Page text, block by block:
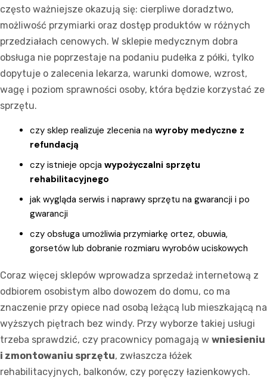
często ważniejsze okazują się: cierpliwe doradztwo,
możliwość przymiarki oraz dostęp produktów w różnych
przedziałach cenowych. W sklepie medycznym dobra
obsługa nie poprzestaje na podaniu pudełka z półki, tylko
dopytuje o zalecenia lekarza, warunki domowe, wzrost,
wagę i poziom sprawności osoby, która będzie korzystać ze
sprzętu.
czy sklep realizuje zlecenia na wyroby medyczne z
refundacją
czy istnieje opcja wypożyczalni sprzętu
rehabilitacyjnego
jak wygląda serwis i naprawy sprzętu na gwarancji i po
gwarancji
czy obsługa umożliwia przymiarkę ortez, obuwia,
gorsetów lub dobranie rozmiaru wyrobów uciskowych
Coraz więcej sklepów wprowadza sprzedaż internetową z
odbiorem osobistym albo dowozem do domu, co ma
znaczenie przy opiece nad osobą leżącą lub mieszkającą na
wyższych piętrach bez windy. Przy wyborze takiej usługi
trzeba sprawdzić, czy pracownicy pomagają w wniesieniu
i zmontowaniu sprzętu, zwłaszcza łóżek
rehabilitacyjnych, balkonów, czy poręczy łazienkowych.